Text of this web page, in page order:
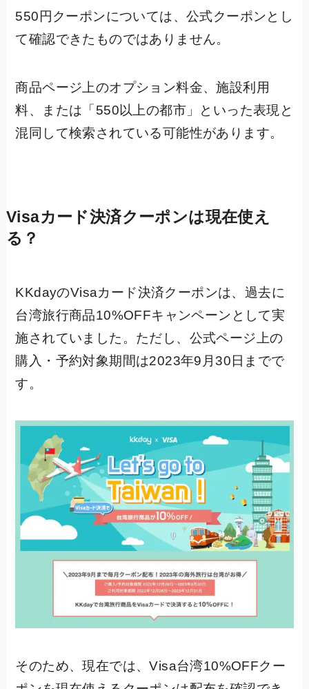
550円クーポンについては、公式クーポンとし
て確認できたものではありません。
商品ページ上のオプション料金、施設利用
料、または「550以上の都市」といった表現と
混同して検索されている可能性があります。
Visaカード決済クーポンは現在使え
る？
KKdayのVisaカード決済クーポンは、過去に
台湾旅行商品10%OFFキャンペーンとして実
施されていました。ただし、公式ページ上の
購入・予約対象期間は2023年9月30日までで
す。
そのため、現在では、Visa台湾10%OFFクー